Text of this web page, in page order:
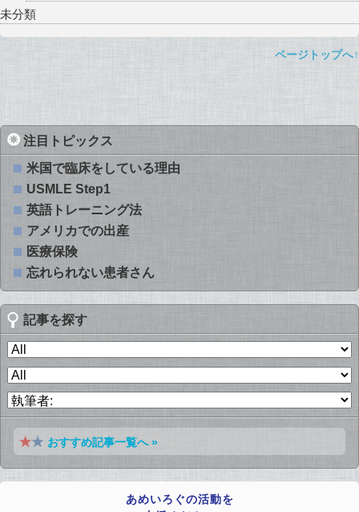
未分類
ページトップへ↑
注目トピックス
米国で臨床をしている理由
USMLE Step1
英語トレーニング法
アメリカでの出産
医療保険
忘れられない患者さん
記事を探す
おすすめ記事一覧へ »
あめいろぐの活動を